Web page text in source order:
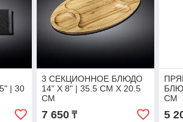
| 30
3 СЕКЦИОННОЕ БЛЮДО
14" X 8" | 35.5 CM X 20.5
CM
7 650₸
CM
5